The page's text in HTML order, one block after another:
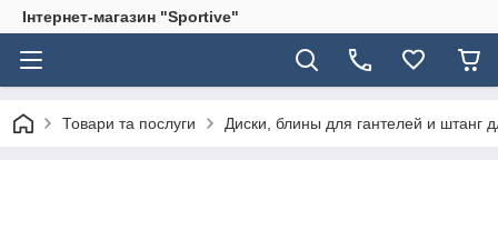
Інтернет-магазин "Sportive"
Товари та послуги Диски, блины для гантелей и штанг